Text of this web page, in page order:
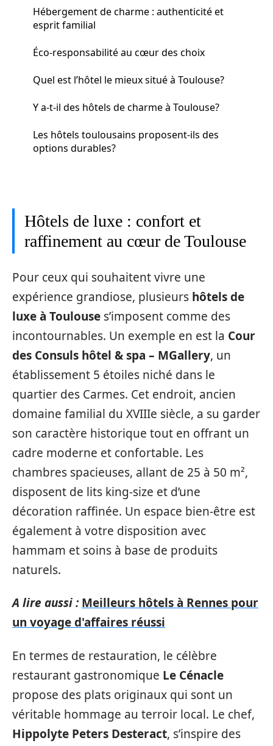
Hébergement de charme : authenticité et
esprit familial
Éco-responsabilité au cœur des choix
Quel est l’hôtel le mieux situé à Toulouse?
Y a-t-il des hôtels de charme à Toulouse?
Les hôtels toulousains proposent-ils des
options durables?
Hôtels de luxe : confort et
raffinement au cœur de Toulouse
Pour ceux qui souhaitent vivre une
expérience grandiose, plusieurs hôtels de
luxe à Toulouse s’imposent comme des
incontournables. Un exemple en est la Cour
des Consuls hôtel & spa – MGallery, un
établissement 5 étoiles niché dans le
quartier des Carmes. Cet endroit, ancien
domaine familial du XVIIIe siècle, a su garder
son caractère historique tout en offrant un
cadre moderne et confortable. Les
chambres spacieuses, allant de 25 à 50 m²,
disposent de lits king-size et d’une
décoration raffinée. Un espace bien-être est
également à votre disposition avec
hammam et soins à base de produits
naturels.
A lire aussi : Meilleurs hôtels à Rennes pour
un voyage d'affaires réussi
En termes de restauration, le célèbre
restaurant gastronomique Le Cénacle
propose des plats originaux qui sont un
véritable hommage au terroir local. Le chef,
Hippolyte Peters Desteract, s’inspire des